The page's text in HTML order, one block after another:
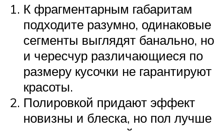
К фрагментарным габаритам
подходите разумно, одинаковые
сегменты выглядят банально, но
и чересчур различающиеся по
размеру кусочки не гарантируют
красоты.
Полировкой придают эффект
новизны и блеска, но пол лучше